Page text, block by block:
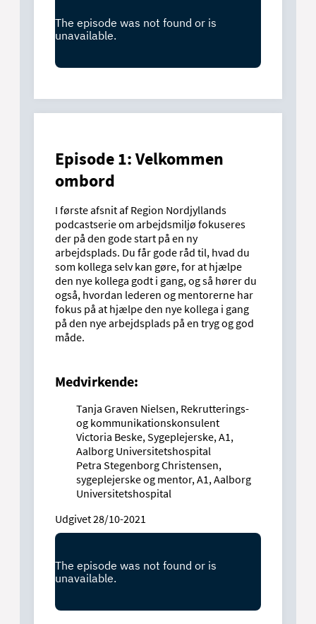
Episode 1: Velkommen
ombord
I første afsnit af Region Nordjyllands
podcastserie om arbejdsmiljø fokuseres
der på den gode start på en ny
arbejdsplads. Du får gode råd til, hvad du
som kollega selv kan gøre, for at hjælpe
den nye kollega godt i gang, og så hører du
også, hvordan lederen og mentorerne har
fokus på at hjælpe den nye kollega i gang
på den nye arbejdsplads på en tryg og god
måde.
Medvirkende:
Tanja Graven Nielsen, Rekrutterings-
og kommunikationskonsulent
Victoria Beske, Sygeplejerske, A1,
Aalborg Universitetshospital
Petra Stegenborg Christensen,
sygeplejerske og mentor, A1, Aalborg
Universitetshospital
Udgivet 28/10-2021